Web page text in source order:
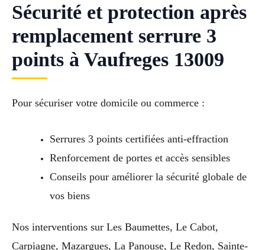
Sécurité et protection après
remplacement serrure 3
points à Vaufreges 13009
Pour sécuriser votre domicile ou commerce :
Serrures 3 points certifiées anti-effraction
Renforcement de portes et accès sensibles
Conseils pour améliorer la sécurité globale de
vos biens
Nos interventions sur Les Baumettes, Le Cabot,
Carpiagne, Mazargues, La Panouse, Le Redon, Sainte-